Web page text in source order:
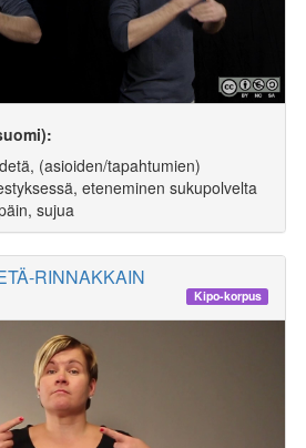
(asioiden/tapahtumien)
eteneminen sukupolvelta
sujua
RINNAKKAIN
Kipo-korpus